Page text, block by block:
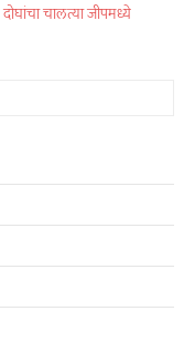
चालत्या जीपमध्ये